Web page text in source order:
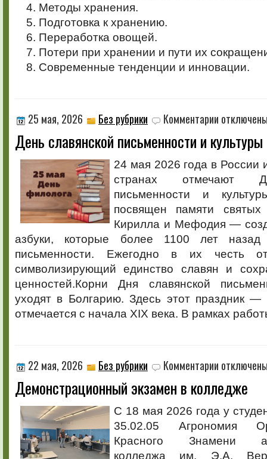
Методы хранения.
Подготовка к хранению.
Переработка овощей.
Потери при хранении и пути их
Современные тенденции и инновации.
25 мая, 2026 Без рубрики Комментарии записи
День
славянской
письменности
и
культуры
День славянской письменности и культуры
24 мая 2026 года в России
странах отмечают
письменности и
посвящен памяти святых
Кирилла и Мефодия —
азбуки, которые более 1100 лет назад
письменности. Ежегодно в их честь
символизирующий единство славян и
ценностей.Корни Дня славянской
уходят в Болгарию. Здесь этот праздник —
отмечается с начала XIX века. В рамках
22 мая, 2026 Без рубрики Комментарии записи
экзамен
колледже
Демонстрационный экзамен в колледже
С 18 мая 2026 года у
35.02.05 Агрономия
Красного Знамени
колледжа им. Э.А.